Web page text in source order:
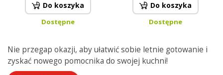
Do koszyka
Dostępne
Do koszyka
Dostępne
Nie przegap okazji, aby ułatwić sobie letnie gotowanie i
zyskać nowego pomocnika do swojej kuchni!